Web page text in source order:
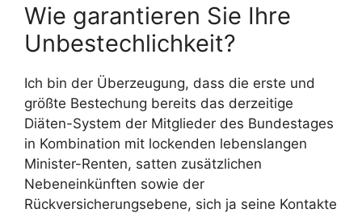
Wie garantieren Sie Ihre
Unbestechlichkeit?
Ich bin der Überzeugung, dass die erste und
größte Bestechung bereits das derzeitige
Diäten-System der Mitglieder des Bundestages
in Kombination mit lockenden lebenslangen
Minister-Renten, satten zusätzlichen
Nebeneinkünften sowie der
Rückversicherungsebene, sich ja seine Kontakte